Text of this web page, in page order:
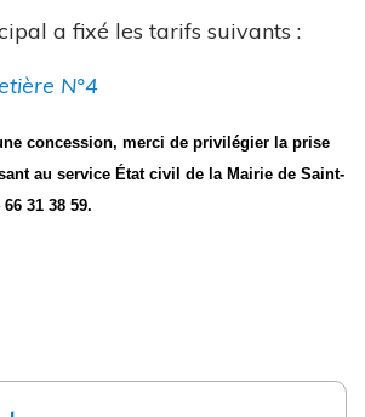
a fixé les tarifs suivants :
N°4
concession, merci de privilégier la prise
au service État civil de la Mairie de Saint-
31 38 59.